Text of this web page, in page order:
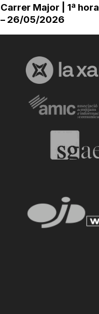
Carrer Major | 1ª hora
– 26/05/2026